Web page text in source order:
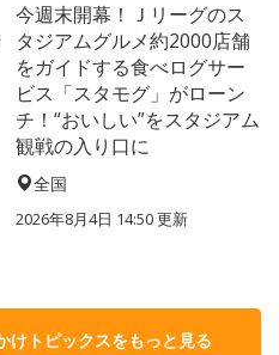
今週末開幕！Ｊリーグのス
タジアムグルメ約2000店舗
をガイドする食べログサー
ビス「スタモグ」がローン
チ！“おいしい”をスタジアム
観戦の入り口に
全国
2026年8月4日 14:50更新
けトピックスをもっと見る